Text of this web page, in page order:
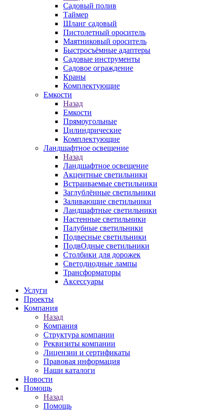
Садовый полив
Таймер
Шланг садовый
Пистолетный ороситель
Маятниковый ороситель
Быстросъёмные адаптеры
Садовые инструменты
Садовое ограждение
Краны
Комплектующие
Емкости
Назад
Емкости
Прямоугольные
Цилиндрические
Комплектующие
Ландшафтное освещение
Назад
Ландшафтное освещение
Акцентные светильники
Встраиваемые светильники
Заглублённые светильники
Заливающие светильники
Ландшафтные светильники
Настенные светильники
Палубные светильники
Подвесные светильники
ПодвОдные светильники
Столбики для дорожек
Светодиодные лампы
Трансформаторы
Аксессуары
Услуги
Проекты
Компания
Назад
Компания
Структура компании
Реквизиты компании
Лицензии и сертификаты
Правовая информация
Наши каталоги
Новости
Помощь
Назад
Помощь